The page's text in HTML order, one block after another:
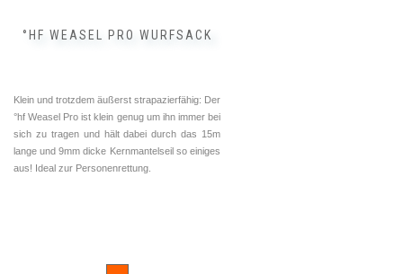
°HF WEASEL PRO WURFSACK
Klein und trotzdem äußerst strapazierfähig: Der
°hf Weasel Pro ist klein genug um ihn immer bei
sich zu tragen und hält dabei durch das 15m
lange und 9mm dicke Kernmantelseil so einiges
aus! Ideal zur Personenrettung.